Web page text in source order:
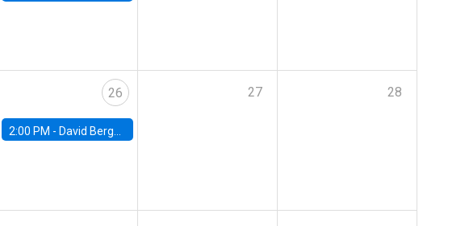
26
2:00 PM - David Berger, Duke
27 28